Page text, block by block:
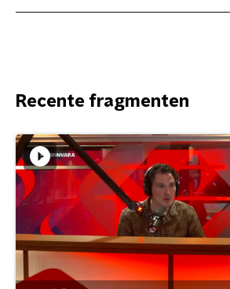
Recente fragmenten